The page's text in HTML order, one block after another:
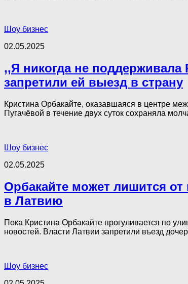
Шоу бизнес
02.05.2025
,,Я никогда не
запретили ей выезд в страну
Кристина Орбакайте, оказавшаяся в центре
Пугачёвой в течение двух суток сохраняла
Шоу бизнес
02.05.2025
Орбакайте может лишится
в Латвию
Пока Кристина Орбакайте прогуливается по
новостей. Власти Латвии запретили въезд
Шоу бизнес